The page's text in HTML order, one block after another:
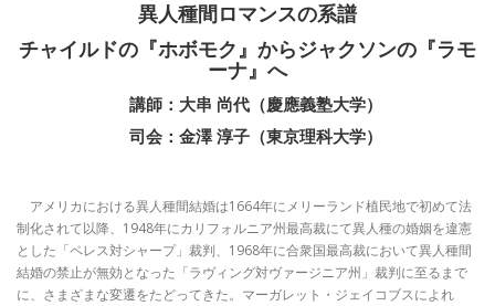
異人種間ロマンスの系譜
チャイルドの『ホボモク』からジャクソンの『ラモ
ーナ』へ
講師：大串 尚代（慶應義塾大学）
司会：金澤 淳子（東京理科大学）
アメリカにおける異人種間結婚は1664年にメリーランド植民地で初めて法
制化されて以降、1948年にカリフォルニア州最高裁にて異人種の婚姻を違憲
とした「ペレス対シャープ」裁判、1968年に合衆国最高裁において異人種間
結婚の禁止が無効となった「ラヴィング対ヴァージニア州」裁判に至るまで
に、さまざまな変遷をたどってきた。マーガレット・ジェイコブスによれ